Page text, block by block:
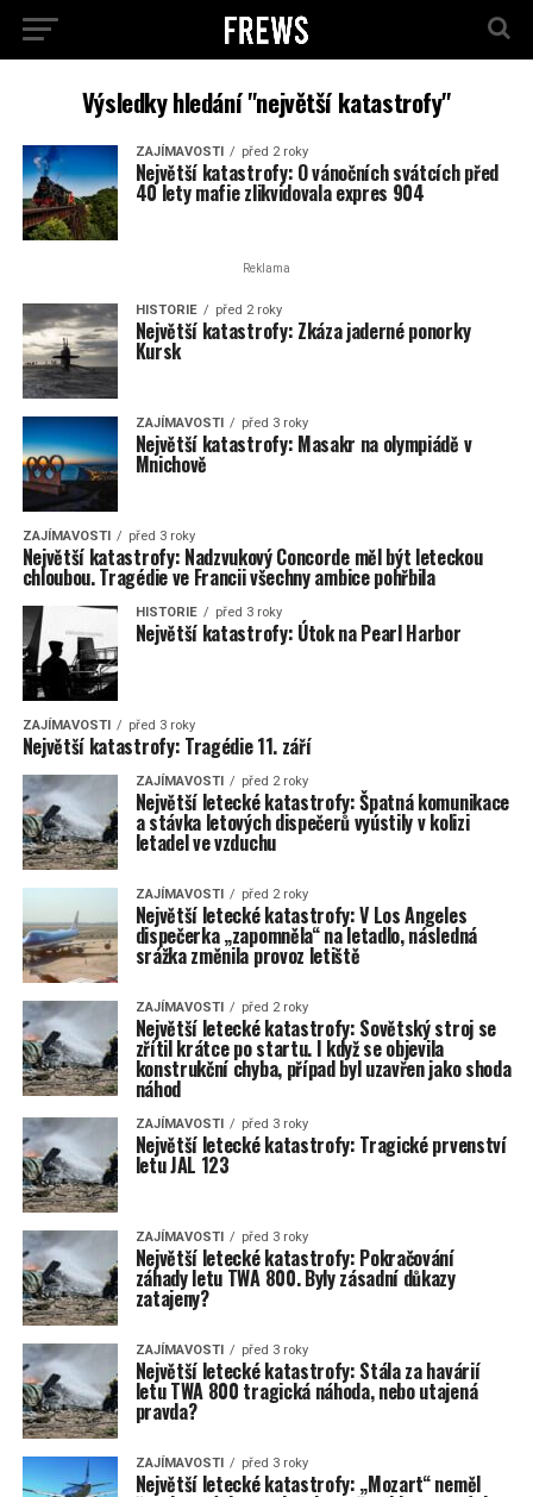
Výsledky hledání "největší katastrofy"
ZAJÍMAVOSTI před 2 roky
Největší katastrofy: O vánočních svátcích před
40 lety mafie zlikvidovala expres 904
Reklama
HISTORIE před 2 roky
Největší katastrofy: Zkáza jaderné ponorky
Kursk
ZAJÍMAVOSTI před 3 roky
Největší katastrofy: Masakr na olympiádě v
Mnichově
ZAJÍMAVOSTI před 3 roky
Největší katastrofy: Nadzvukový Concorde měl být leteckou
chloubou. Tragédie ve Francii všechny ambice pohřbila
HISTORIE před 3 roky
Největší katastrofy: Útok na Pearl Harbor
ZAJÍMAVOSTI před 3 roky
Největší katastrofy: Tragédie 11. září
ZAJÍMAVOSTI před 2 roky
Největší letecké katastrofy: Špatná komunikace
a stávka letových dispečerů vyústily v kolizi
letadel ve vzduchu
ZAJÍMAVOSTI před 2 roky
Největší letecké katastrofy: V Los Angeles
dispečerka „zapomněla“ na letadlo, následná
srážka změnila provoz letiště
ZAJÍMAVOSTI před 2 roky
Největší letecké katastrofy: Sovětský stroj se
zřítil krátce po startu. I když se objevila
konstrukční chyba, případ byl uzavřen jako shoda
náhod
ZAJÍMAVOSTI před 3 roky
Největší letecké katastrofy: Tragické prvenství
letu JAL 123
ZAJÍMAVOSTI před 3 roky
Největší letecké katastrofy: Pokračování
záhady letu TWA 800. Byly zásadní důkazy
zatajeny?
ZAJÍMAVOSTI před 3 roky
Největší letecké katastrofy: Stála za havárií
letu TWA 800 tragická náhoda, nebo utajená
pravda?
ZAJÍMAVOSTI před 3 roky
Největší letecké katastrofy: „Mozart“ neměl